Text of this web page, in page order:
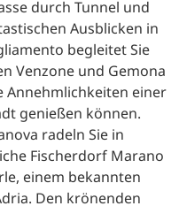
startet diese
See in Slowenien.
der Jülischen Alpen
Gora nach Italien.
Alpe-Adria-
durch Tunnel und
Ausblicken in
begleitet Sie
Venzone und Gemona